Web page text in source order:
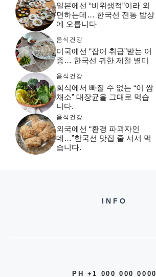
일본에선 “비위생적”이라 외
면하는데… 한국선 전통 밥상
에 오릅니다
음식건강
미국에선 “잡어 취급”받는 어
종… 한국선 귀한 제철 별미
음식건강
회식에서 빠질 수 없는 “이 쌈
채소” 대장균을 그대로 먹습
니다.
음식건강
외국에선 “환경 파괴자인
데…”한국선 맛집 줄 서서 먹
습니다.
INFO
PH +1 000 000 0000